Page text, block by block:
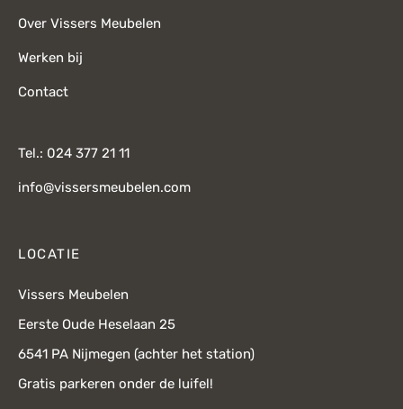
Over Vissers Meubelen
Werken bij
Contact
Tel.: 024 377 21 11
info@vissersmeubelen.com
LOCATIE
Vissers Meubelen
Eerste Oude Heselaan 25
6541 PA Nijmegen (achter het station)
Gratis parkeren onder de luifel!